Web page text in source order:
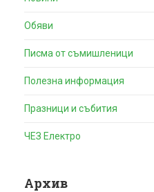
Обяви
Писма от съмишленици
Полезна информация
Празници и събития
ЧЕЗ Електро
Архив